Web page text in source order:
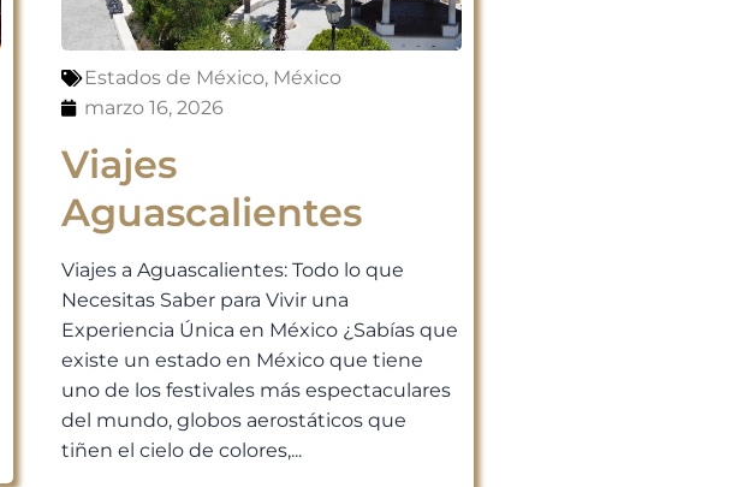
Estados de México, México
marzo 16, 2026
Viajes
Aguascalientes
Viajes a Aguascalientes: Todo lo que
Necesitas Saber para Vivir una
Experiencia Única en México ¿Sabías que
existe un estado en México que tiene
uno de los festivales más espectaculares
del mundo, globos aerostáticos que
tiñen el cielo de colores,...